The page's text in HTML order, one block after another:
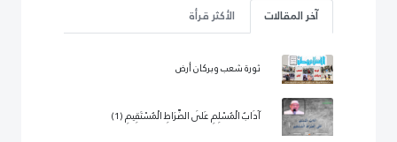
آخر المقالات الأكثر قرأة
ثورة شعب وبركان أرض
آدَابُ الْمُسْلِمِ عَلَى الصِّرَاطِ الْمُسْتَقِيمِ (1)